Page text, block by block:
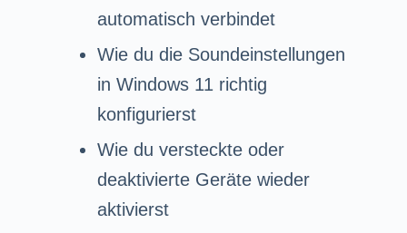
automatisch verbindet
Wie du die Soundeinstellungen
in Windows 11 richtig
konfigurierst
Wie du versteckte oder
deaktivierte Geräte wieder
aktivierst